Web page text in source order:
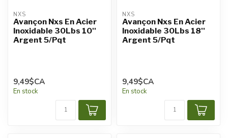
NXS
Avançon Nxs En Acier
Inoxidable 30Lbs 10''
Argent 5/Pqt
9,49$CA
En stock
NXS
Avançon Nxs En Acier
Inoxidable 30Lbs 18''
Argent 5/Pqt
9,49$CA
En stock